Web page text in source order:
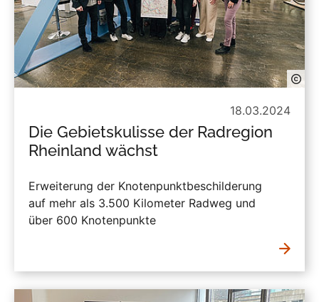
18.03.2024
Die Gebietskulisse der Radregion
Rheinland wächst
Erweiterung der Knotenpunktbeschilderung
auf mehr als 3.500 Kilometer Radweg und
über 600 Knotenpunkte